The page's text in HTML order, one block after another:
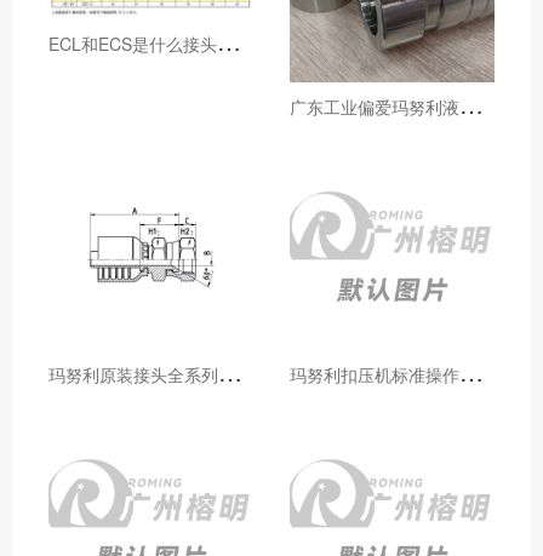
E
CL和ECS是什么接头，用于什么胶管或管件
广
东工业偏爱玛努利液压产品的五大原因（代理深度分析）
玛
努利原装接头全系列型号解析：广州客户选型必备指南 玛
努利扣压机标准操作流程：广州代理手把手教学（新手也能学会）